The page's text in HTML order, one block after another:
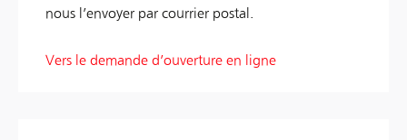
nous l’envoyer par courrier postal.
Vers le demande d’ouverture en ligne